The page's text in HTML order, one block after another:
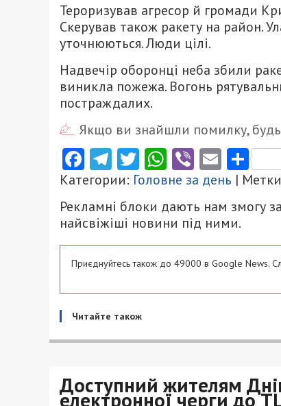
Тероризував агресор й громади
Скерував також ракету на район.
уточнюються. Люди цілі.
Надвечір оборонці неба збили
виникла пожежа. Вогонь
постраждалих.
Якщо ви знайшли помилку, будь
Facebook
Telegram
Twitter
WhatsApp
ViberEmail
Категории: Головне за день |
Рекламні блоки дають нам змогу
найсвіжіші новини під ними.
Приєднуйтесь також до 49000 в Google News.
Читайте також
Доступний жителям
електронної черги до